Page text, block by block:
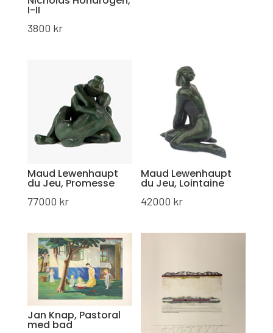
I-II
3800 kr
Maud Lewenhaupt
du Jeu, Promesse
77000 kr
Maud Lewenhaupt
du Jeu, Lointaine
42000 kr
Jan Knap, Pastoral
med bad